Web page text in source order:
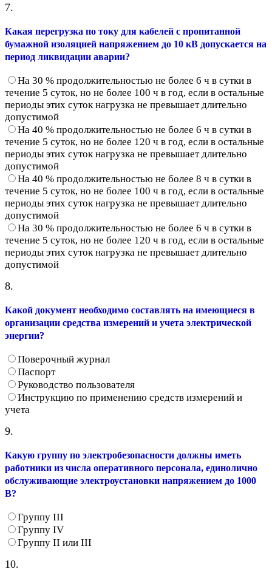
7.
Какая перегрузка по току для кабелей с пропитанной
бумажной изоляцией напряжением до 10 кВ допускается на
период ликвидации аварии?
На 30 % продолжительностью не более 6 ч в сутки в
течение 5 суток, но не более 100 ч в год, если в остальные
периоды этих суток нагрузка не превышает длительно
допустимой
На 40 % продолжительностью не более 6 ч в сутки в
течение 5 суток, но не более 120 ч в год, если в остальные
периоды этих суток нагрузка не превышает длительно
допустимой
На 40 % продолжительностью не более 8 ч в сутки в
течение 5 суток, но не более 100 ч в год, если в остальные
периоды этих суток нагрузка не превышает длительно
допустимой
На 30 % продолжительностью не более 6 ч в сутки в
течение 5 суток, но не более 120 ч в год, если в остальные
периоды этих суток нагрузка не превышает длительно
допустимой
8.
Какой документ необходимо составлять на имеющиеся в
организации средства измерений и учета электрической
энергии?
Поверочный журнал
Паспорт
Руководство пользователя
Инструкцию по применению средств измерений и
учета
9.
Какую группу по электробезопасности должны иметь
работники из числа оперативного персонала, единолично
обслуживающие электроустановки напряжением до 1000
В?
Группу III
Группу IV
Группу II или III
10.